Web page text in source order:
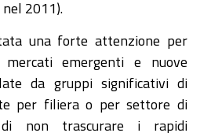
2011).
una forte attenzione per
emergenti e nuove
da gruppi significativi di
per filiera o per settore di
non trascurare i rapidi